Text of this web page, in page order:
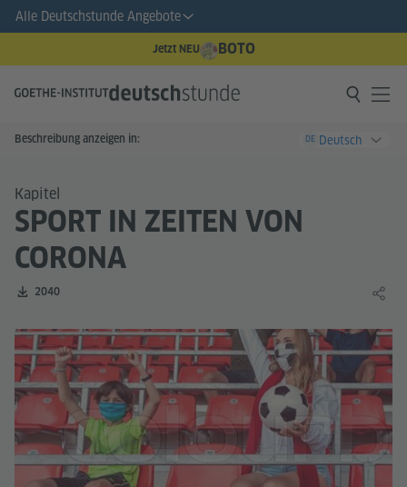
Alle Deutschstunde Angebote
Jetzt NEU BOTO
Beschreibung anzeigen in: DE Deutsch
Kapitel
SPORT IN ZEITEN VON
CORONA
Zahl der Downloads:
2040